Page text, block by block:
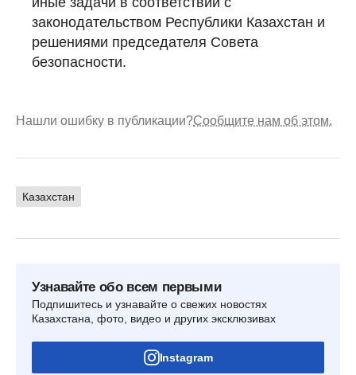
законодательством Республики Казахстан и
решениями председателя Совета
безопасности.
Нашли ошибку в публикации?Сообщите нам об этом.
Казахстан
Узнавайте обо всем первыми
Подпишитесь и узнавайте о свежих новостях
Казахстана, фото, видео и других эксклюзивах
Instagram